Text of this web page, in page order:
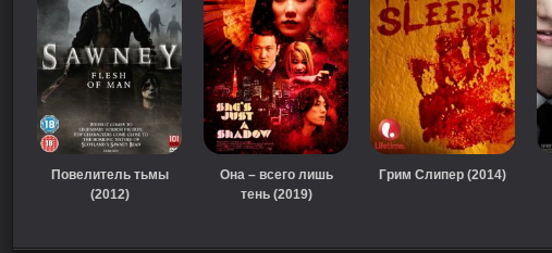
Повелитель тьмы
(2012)
Она – всего лишь
тень (2019)
Грим Слипер (2014)